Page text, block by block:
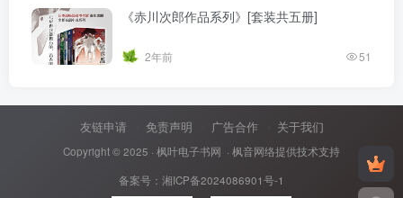
《赤川次郎作品系列》[套装共五册]
2年前 51
友链申请 免责声明 广告合作 关于我们
Copyright © 2025 · 枫叶电子书网 · 枫音网络提供技术支持
备案号： 湘ICP备2024086901号-1